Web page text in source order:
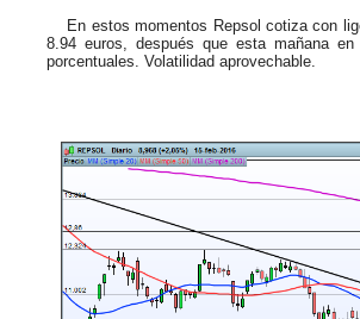
En estos momentos Repsol cotiza con
8.94 euros, después que esta mañana
porcentuales. Volatilidad aprovechable.